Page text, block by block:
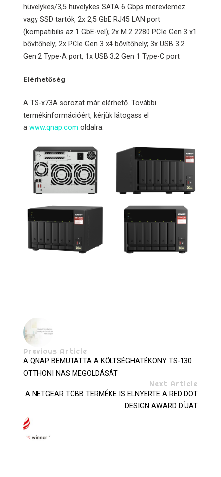
hüvelykes/3,5 hüvelykes SATA 6 Gbps merevlemez
vagy SSD tartók, 2x 2,5 GbE RJ45 LAN port
(kompatibilis az 1 GbE-vel); 2x M.2 2280 PCIe Gen 3 x1
bővítőhely; 2x PCIe Gen 3 x4 bővítőhely; 3x USB 3.2
Gen 2 Type-A port, 1x USB 3.2 Gen 1 Type-C port
Elérhetőség
A TS-x73A sorozat már elérhető. További
termékinformációért, kérjük látogass el
awww.qnap.com oldalra.
Previous Article
A QNAP BEMUTATTA A KÖLTSÉGHATÉKONY TS-130
OTTHONI NAS MEGOLDÁSÁT
Next Article
A NETGEAR TÖBB TERMÉKE IS ELNYERTE A RED DOT
DESIGN AWARD DÍJAT